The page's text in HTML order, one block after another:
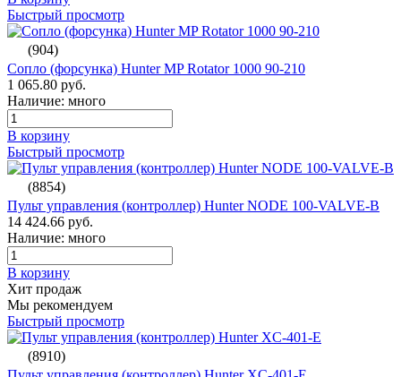
Быстрый просмотр
(904)
Сопло (форсунка) Hunter MP Rotator 1000 90-210
1 065.80 руб.
Наличие: много
В корзину
Быстрый просмотр
(8854)
Пульт управления (контроллер) Hunter NODE 100-VALVE-B
14 424.66 руб.
Наличие: много
В корзину
Хит продаж
Мы рекомендуем
Быстрый просмотр
(8910)